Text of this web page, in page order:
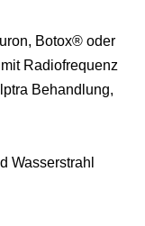
Botox® oder
Radiofrequenz
Behandlung,
Wasserstrahl